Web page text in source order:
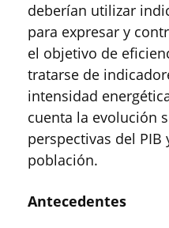
deberían utilizar
para expresar y
el objetivo de
tratarse de
intensidad
cuenta la evolución
perspectivas del
población.
Antecedentes